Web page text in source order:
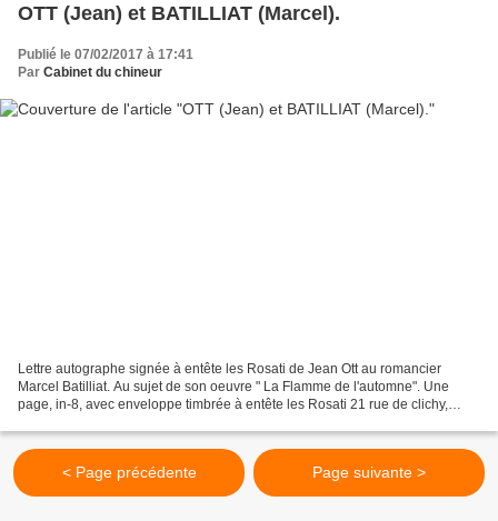
OTT (Jean) et BATILLIAT (Marcel).
Publié le 07/02/2017 à 17:41
Par Cabinet du chineur
Lettre autographe signée à entête les Rosati de Jean Ott au romancier
Marcel Batilliat. Au sujet de son oeuvre " La Flamme de l'automne". Une
page, in-8, avec enveloppe timbrée à entête les Rosati 21 rue de clichy,
< Page précédente Page suivante >